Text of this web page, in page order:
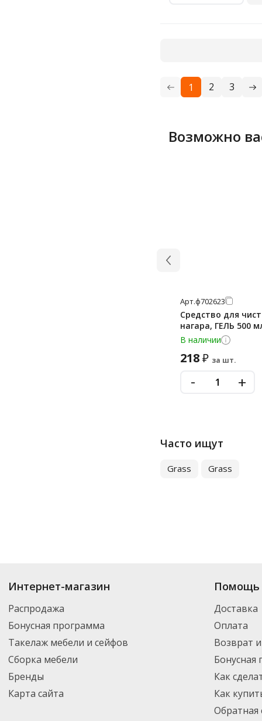
1 2 3
Возможно
Арт.ф702623
Средство для
нагара, ГЕЛЬ 500
В наличии
218₽ за шт.
- +
Часто ищут
Grass Grass
Купить до 25 459
новинки. Вы можете выбрать нужный товар и добавить его в корзину
России – партнерской транспортной компанией DPD. Для постоянных
Интернет-магазин
Распродажа
Бонусная программа
Такелаж мебели и сейфов
Сборка мебели
Бренды
Карта сайта
Помощь
Доставка
Оплата
Возврат
Бонусная
Как
Как
Обратная